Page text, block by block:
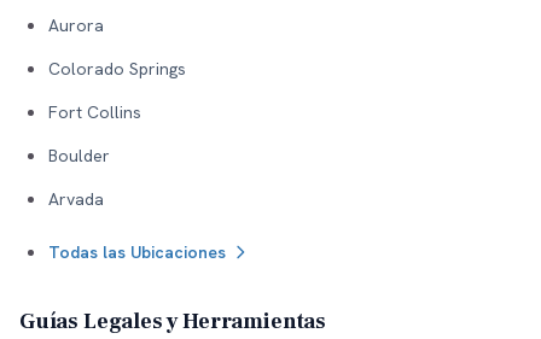
Aurora
Colorado Springs
Fort Collins
Boulder
Arvada
Todas las Ubicaciones
Guías Legales y Herramientas